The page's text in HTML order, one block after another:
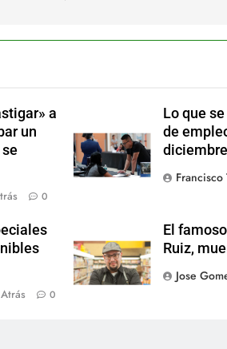
a
un
0
Lo que
de
diciembre
Francisco
0
El
Ruiz,
Jose